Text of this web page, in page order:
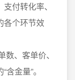
付转化率、
各个环节效
、客单价、
金量”。